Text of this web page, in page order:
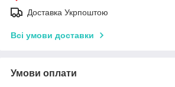
Доставка Укрпоштою
Всі умови доставки
Умови оплати